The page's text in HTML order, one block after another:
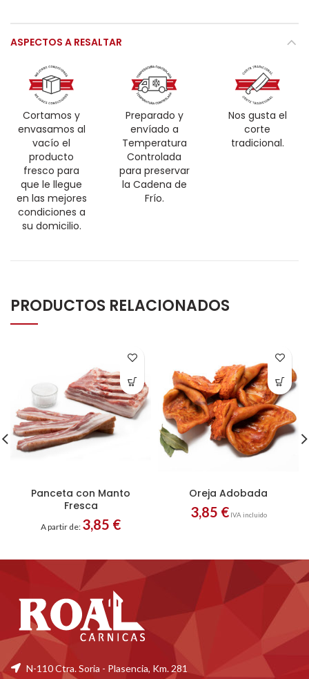
ASPECTOS A RESALTAR
Cortamos y
envasamos al
vacío el
producto
fresco para
que le llegue
en las mejores
condiciones a
su domicilio.
Preparado y
envíado a
Temperatura
Controlada
para preservar
la Cadena de
Frío.
Nos gusta el
corte
tradicional.
PRODUCTOS RELACIONADOS
Panceta con Manto
Fresca
A partir de: 3,85 €
Oreja Adobada
3,85 € IVA incluido
N-110 Ctra. Soria - Plasencia, Km. 281